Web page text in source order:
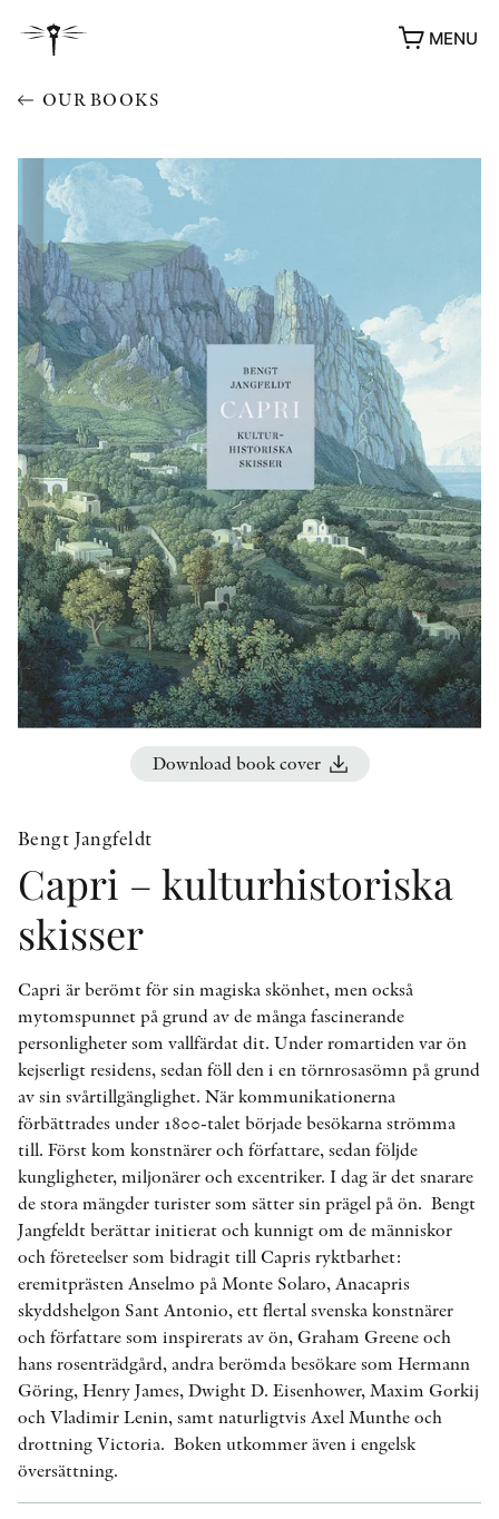
MENU
AWARDS
OTHER FORMATS
PEER REVIEW PROCESS
OUR BOOKS
Download book cover
Bengt Jangfeldt
Capri – kulturhistoriska
skisser
Capri är berömt för sin magiska skönhet, men också
mytomspunnet på grund av de många fascinerande
personligheter som vallfärdat dit. Under romartiden var ön
kejserligt residens, sedan föll den i en törnrosasömn på grund
av sin svårtillgänglighet. När kommunikationerna
förbättrades under 1800-talet började besökarna strömma
till. Först kom konstnärer och författare, sedan följde
kungligheter, miljonärer och excentriker. I dag är det snarare
de stora mängder turister som sätter sin prägel på ön. Bengt
Jangfeldt berättar initierat och kunnigt om de människor
och företeelser som bidragit till Capris ryktbarhet:
eremitprästen Anselmo på Monte Solaro, Anacapris
skyddshelgon Sant Antonio, ett flertal svenska konstnärer
och författare som inspirerats av ön, Graham Greene och
hans rosenträdgård, andra berömda besökare som Hermann
Göring, Henry James, Dwight D. Eisenhower, Maxim Gorkij
och Vladimir Lenin, samt naturligtvis Axel Munthe och
drottning Victoria. Boken utkommer även i engelsk
översättning.